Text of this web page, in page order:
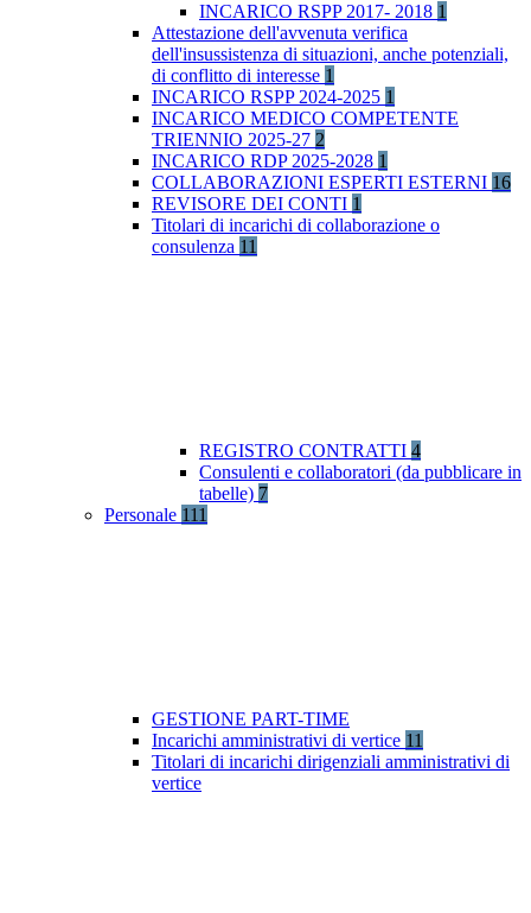
INCARICO RSPP 2017- 2018 1
Attestazione dell'avvenuta verifica
dell'insussistenza di situazioni, anche potenziali,
di conflitto di interesse 1
INCARICO RSPP 2024-2025 1
INCARICO MEDICO COMPETENTE
TRIENNIO 2025-27 2
INCARICO RDP 2025-2028 1
COLLABORAZIONI ESPERTI ESTERNI 16
REVISORE DEI CONTI 1
Titolari di incarichi di collaborazione o
consulenza 11
REGISTRO CONTRATTI 4
Consulenti e collaboratori (da pubblicare in
tabelle) 7
Personale 111
GESTIONE PART-TIME
Incarichi amministrativi di vertice 11
Titolari di incarichi dirigenziali amministrativi di
vertice